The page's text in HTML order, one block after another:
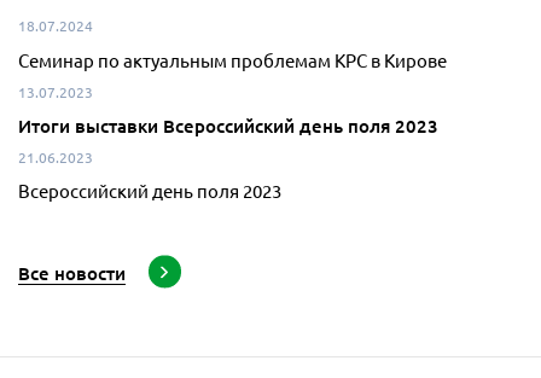
18.07.2024
Семинар по актуальным проблемам КРС в Кирове
13.07.2023
Итоги выставки Всероссийский день поля 2023
21.06.2023
Всероссийский день поля 2023
Все новости